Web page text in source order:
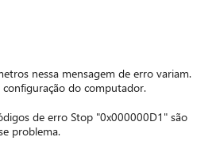
nessa mensagem de erro variam.
configuração do computador.
de erro Stop "0x000000D1" são
problema.